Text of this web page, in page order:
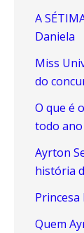
A
Daniela
Miss
do
O que é
todo ano
Ayrton
história
Quem